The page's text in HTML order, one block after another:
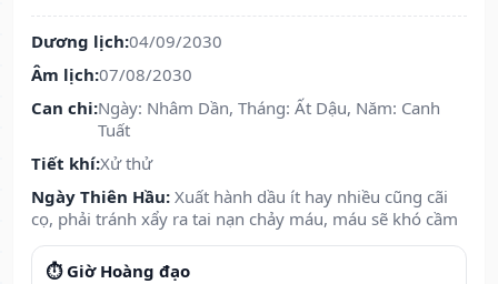
Dương lịch:04/09/2030
Âm lịch:07/08/2030
Can chi:Ngày: Nhâm Dần, Tháng: Ất Dậu, Năm: Canh
Tuất
Tiết khí:Xử thử
Ngày Thiên Hầu: Xuất hành dầu ít hay nhiều cũng cãi
cọ, phải tránh xẩy ra tai nạn chảy máu, máu sẽ khó cầm
⏱️ Giờ Hoàng đạo